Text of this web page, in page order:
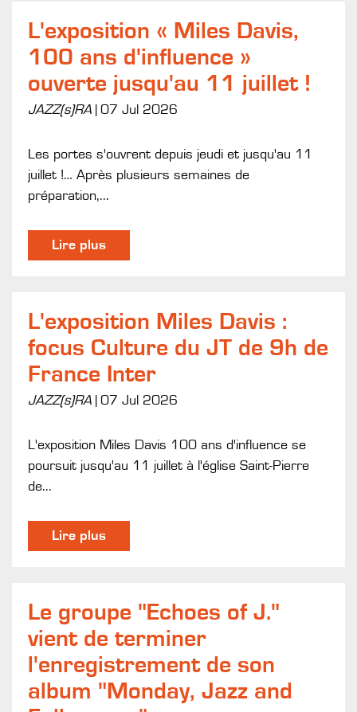
L'exposition « Miles Davis,
100 ans d'influence »
ouverte jusqu'au 11 juillet !
JAZZ(s)RA 07 Jul 2026
Les portes s'ouvrent depuis jeudi et jusqu'au 11
juillet !… Après plusieurs semaines de
préparation,...
Lire plus
L'exposition Miles Davis :
focus Culture du JT de 9h de
France Inter
JAZZ(s)RA 07 Jul 2026
L'exposition Miles Davis 100 ans d'influence se
poursuit jusqu'au 11 juillet à l'église Saint-Pierre
de...
Lire plus
Le groupe "Echoes of J."
vient de terminer
l'enregistrement de son
album "Monday, Jazz and